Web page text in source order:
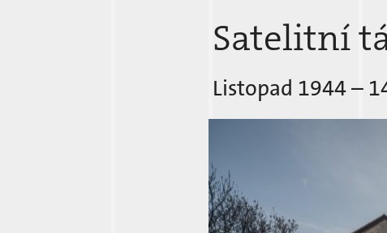
Satelitní
Listopad 1944 –